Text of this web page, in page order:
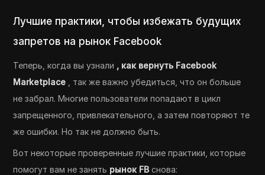
Лучшие практики, чтобы избежать будущих
запретов на рынок Facebook
Теперь, когда вы узнали , как вернуть Facebook
Marketplace , так же важно убедиться, что он больше
не забрал. Многие пользователи попадают в цикл
запрещенного, привлекательного, а затем повторяют те
же ошибки. Но так не должно быть.
Вот некоторые проверенные лучшие практики, которые
помогут вам не занять рынок FB снова: